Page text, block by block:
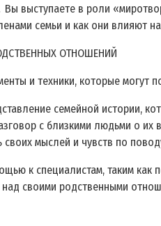
Вы выступаете в роли
семьи и как они влияют
ОТНОШЕНИЙ
и техники, которые
семейной истории,
с близкими людьми о их
своих мыслей и чувств по
к специалистам, таким
своими родственными